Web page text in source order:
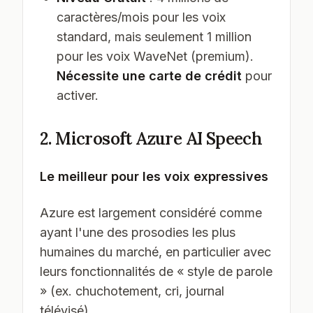
caractères/mois pour les voix
standard, mais seulement 1 million
pour les voix WaveNet (premium).
Nécessite une carte de crédit pour
activer.
2. Microsoft Azure AI Speech
Le meilleur pour les voix expressives
Azure est largement considéré comme
ayant l'une des prosodies les plus
humaines du marché, en particulier avec
leurs fonctionnalités de « style de parole
» (ex. chuchotement, cri, journal